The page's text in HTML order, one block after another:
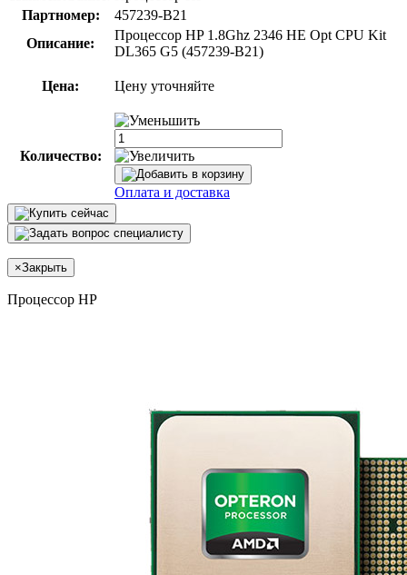
Партномер:
457239-B21
Описание:
Процессор HP 1.8Ghz 2346 HE Opt CPU Kit
DL365 G5 (457239-B21)
Цена: Цену уточняйте
Количество:
Оплата и доставка
×Закрыть
Процессор HP